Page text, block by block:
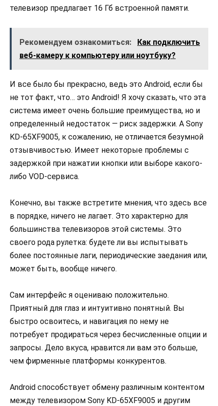
телевизор предлагает 16 Гб встроенной памяти.
Рекомендуем ознакомиться:
Как подключить
веб-камеру к компьютеру или ноутбуку?
И все было бы прекрасно, ведь это Android, если бы
не тот факт, что… это Android! Я хочу сказать, что эта
система имеет очень большие преимущества, но и
определенный недостаток — риск задержки. А Sony
KD-65XF9005, к сожалению, не отличается безумной
отзывчивостью. Имеет некоторые проблемы с
задержкой при нажатии кнопки или выборе какого-
либо VOD-сервиса.
Конечно, вы также встретите мнения, что здесь все
в порядке, ничего не лагает. Это характерно для
большинства телевизоров этой системы. Это
своего рода рулетка: будете ли вы испытывать
более постоянные лаги, периодические заедания или,
может быть, вообще ничего.
Сам интерфейс я оцениваю положительно.
Приятный для глаз и интуитивно понятный. Вы
быстро освоитесь, и навигация по нему не
потребует продираться через бесчисленные опции и
запросы. Дело вкуса, нравится ли вам это больше,
чем фирменные платформы конкурентов.
Android способствует обмену различным контентом
между телевизором Sony KD-65XF9005 и другим